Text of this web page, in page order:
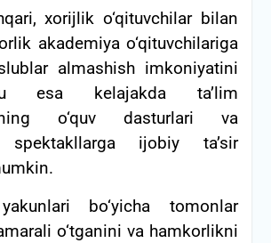
xorijlik o‘qituvchilar bilan
akademiya o‘qituvchilariga
almashish imkoniyatini
esa kelajakda ta’lim
o‘quv dasturlari va
spektakllarga ijobiy ta’sir
bo‘yicha tomonlar
o‘tganini va hamkorlikni